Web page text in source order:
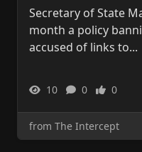
Secretary of State
month a policy
accused of links to...
10 0 0
from The Intercept